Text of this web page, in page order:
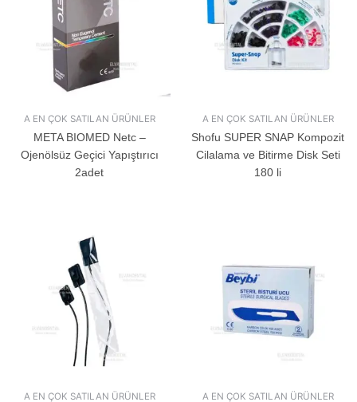
A EN ÇOK SATILAN ÜRÜNLER
META BIOMED Netc –
Ojenölsüz Geçici Yapıştırıcı
2adet
A EN ÇOK SATILAN ÜRÜNLER
Shofu SUPER SNAP Kompozit
Cilalama ve Bitirme Disk Seti
180 li
A EN ÇOK SATILAN ÜRÜNLER A EN ÇOK SATILAN ÜRÜNLER